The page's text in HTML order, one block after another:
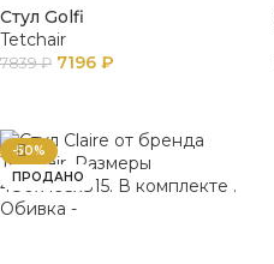
Стул Golfi
Tetchair
7839₽ 7196 ₽
-50%
ПРОДАНО